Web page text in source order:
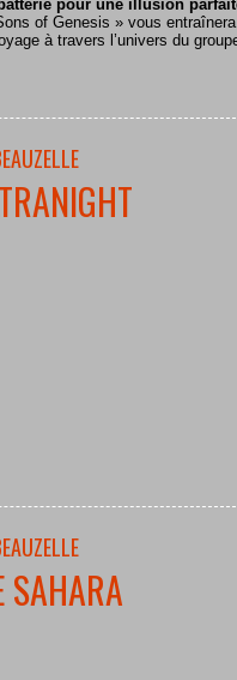
batterie pour une illusion
of Genesis » vous
à travers l’univers du
SAHARA